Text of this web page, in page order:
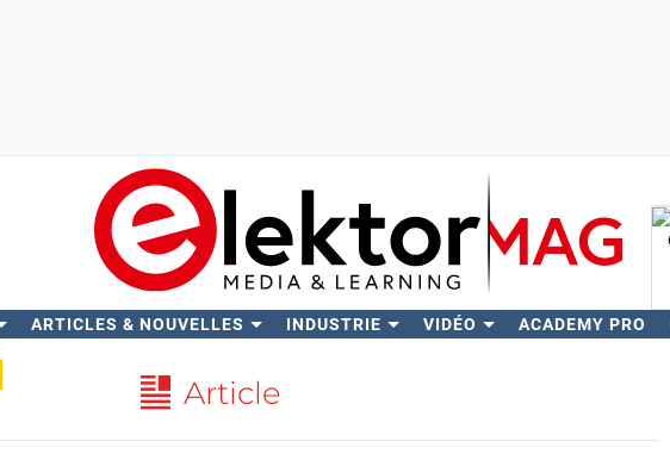
ARTICLES & NOUVELLES INDUSTRIE VIDÉO ACADEMY PRO
Article